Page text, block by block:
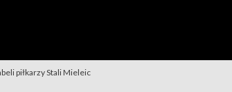
piłkarzy Stali Mieleic